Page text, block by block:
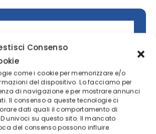
Consenso
come i cookie per memorizzare e/o
del dispositivo. Lo facciamo per
di navigazione e per mostrare annunci
Il consenso a queste tecnologie ci
dati quali il comportamento di
univoci su questo sito. Il mancato
del consenso possono influire
Freedom24 senza